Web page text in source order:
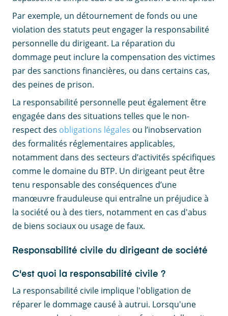
Par exemple, un détournement de fonds ou une
violation des statuts peut engager la responsabilité
personnelle du dirigeant. La réparation du
dommage peut inclure la compensation des victimes
par des sanctions financières, ou dans certains cas,
des peines de prison.
La responsabilité personnelle peut également être
engagée dans des situations telles que le non-
respect des obligations légales ou l’inobservation
des formalités réglementaires applicables,
notamment dans des secteurs d’activités spécifiques
comme le domaine du BTP. Un dirigeant peut être
tenu responsable des conséquences d’une
manœuvre frauduleuse qui entraîne un préjudice à
la société ou à des tiers, notamment en cas d'abus
de biens sociaux ou usage de faux.
Responsabilité civile du dirigeant de société
C'est quoi la responsabilité civile ?
La responsabilité civile implique l'obligation de
réparer le dommage causé à autrui. Lorsqu'une